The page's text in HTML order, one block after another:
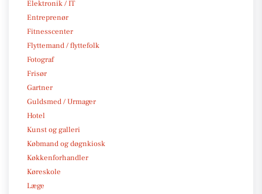
Elektronik / IT
Entreprenør
Fitnesscenter
Flyttemand / flyttefolk
Fotograf
Frisør
Gartner
Guldsmed / Urmager
Hotel
Kunst og galleri
Købmand og døgnkiosk
Køkkenforhandler
Køreskole
Læge